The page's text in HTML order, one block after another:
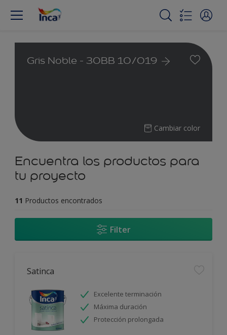
Gris Noble - 30BB 10/019
Cambiar color
Encuentra los productos para
tu proyecto
11 Productos encontrados
Filter
Satinca
Excelente terminación
Máxima duración
Protección prolongada